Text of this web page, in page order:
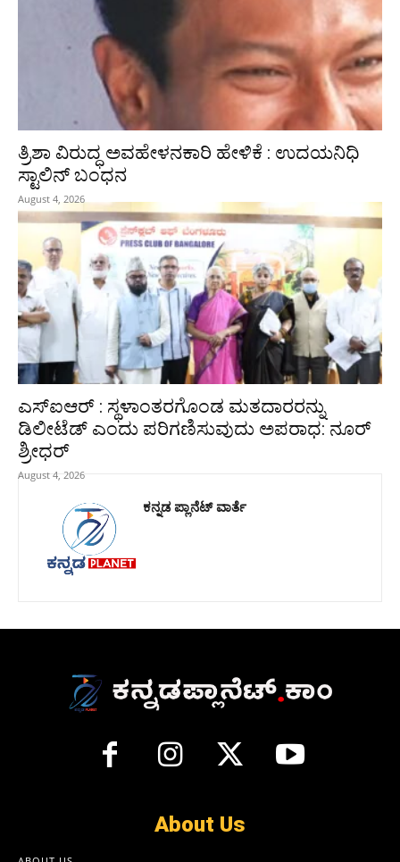
ತ್ರಿಶಾ ವಿರುದ್ಧ ಅವಹೇಳನಕಾರಿ ಹೇಳಿಕೆ : ಉದಯನಿಧಿ
ಸ್ಟಾಲಿನ್‌ ಬಂಧನ
August 4, 2026
ಎಸ್‌ಐಆರ್ : ಸ್ಥಳಾಂತರಗೊಂಡ ಮತದಾರರನ್ನು
ಡಿಲೀಟೆಡ್ ಎಂದು ಪರಿಗಣಿಸುವುದು ಅಪರಾಧ: ನೂರ್
ಶ್ರೀಧರ್
August 4, 2026
ಕನ್ನಡ ಪ್ಲಾನೆಟ್ ವಾರ್ತೆ
About Us